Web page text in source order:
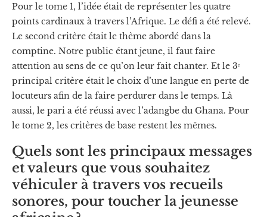
Pour le tome 1, l’idée était de représenter les quatre
points cardinaux à travers l’Afrique. Le défi a été relevé.
Le second critère était le thème abordé dans la
comptine. Notre public étant jeune, il faut faire
attention au sens de ce qu’on leur fait chanter. Et le 3ᵉ
principal critère était le choix d’une langue en perte de
locuteurs afin de la faire perdurer dans le temps. Là
aussi, le pari a été réussi avec l’adangbe du Ghana. Pour
le tome 2, les critères de base restent les mêmes.
Quels sont les principaux messages
et valeurs que vous souhaitez
véhiculer à travers vos recueils
sonores, pour toucher la jeunesse